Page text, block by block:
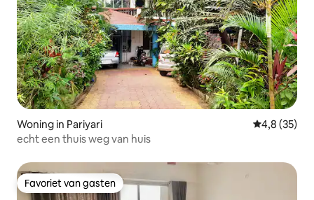
Woning in Pariyari
4,8 (35)
echt een thuis weg van huis
Favoriet van gasten
Favoriet van gasten